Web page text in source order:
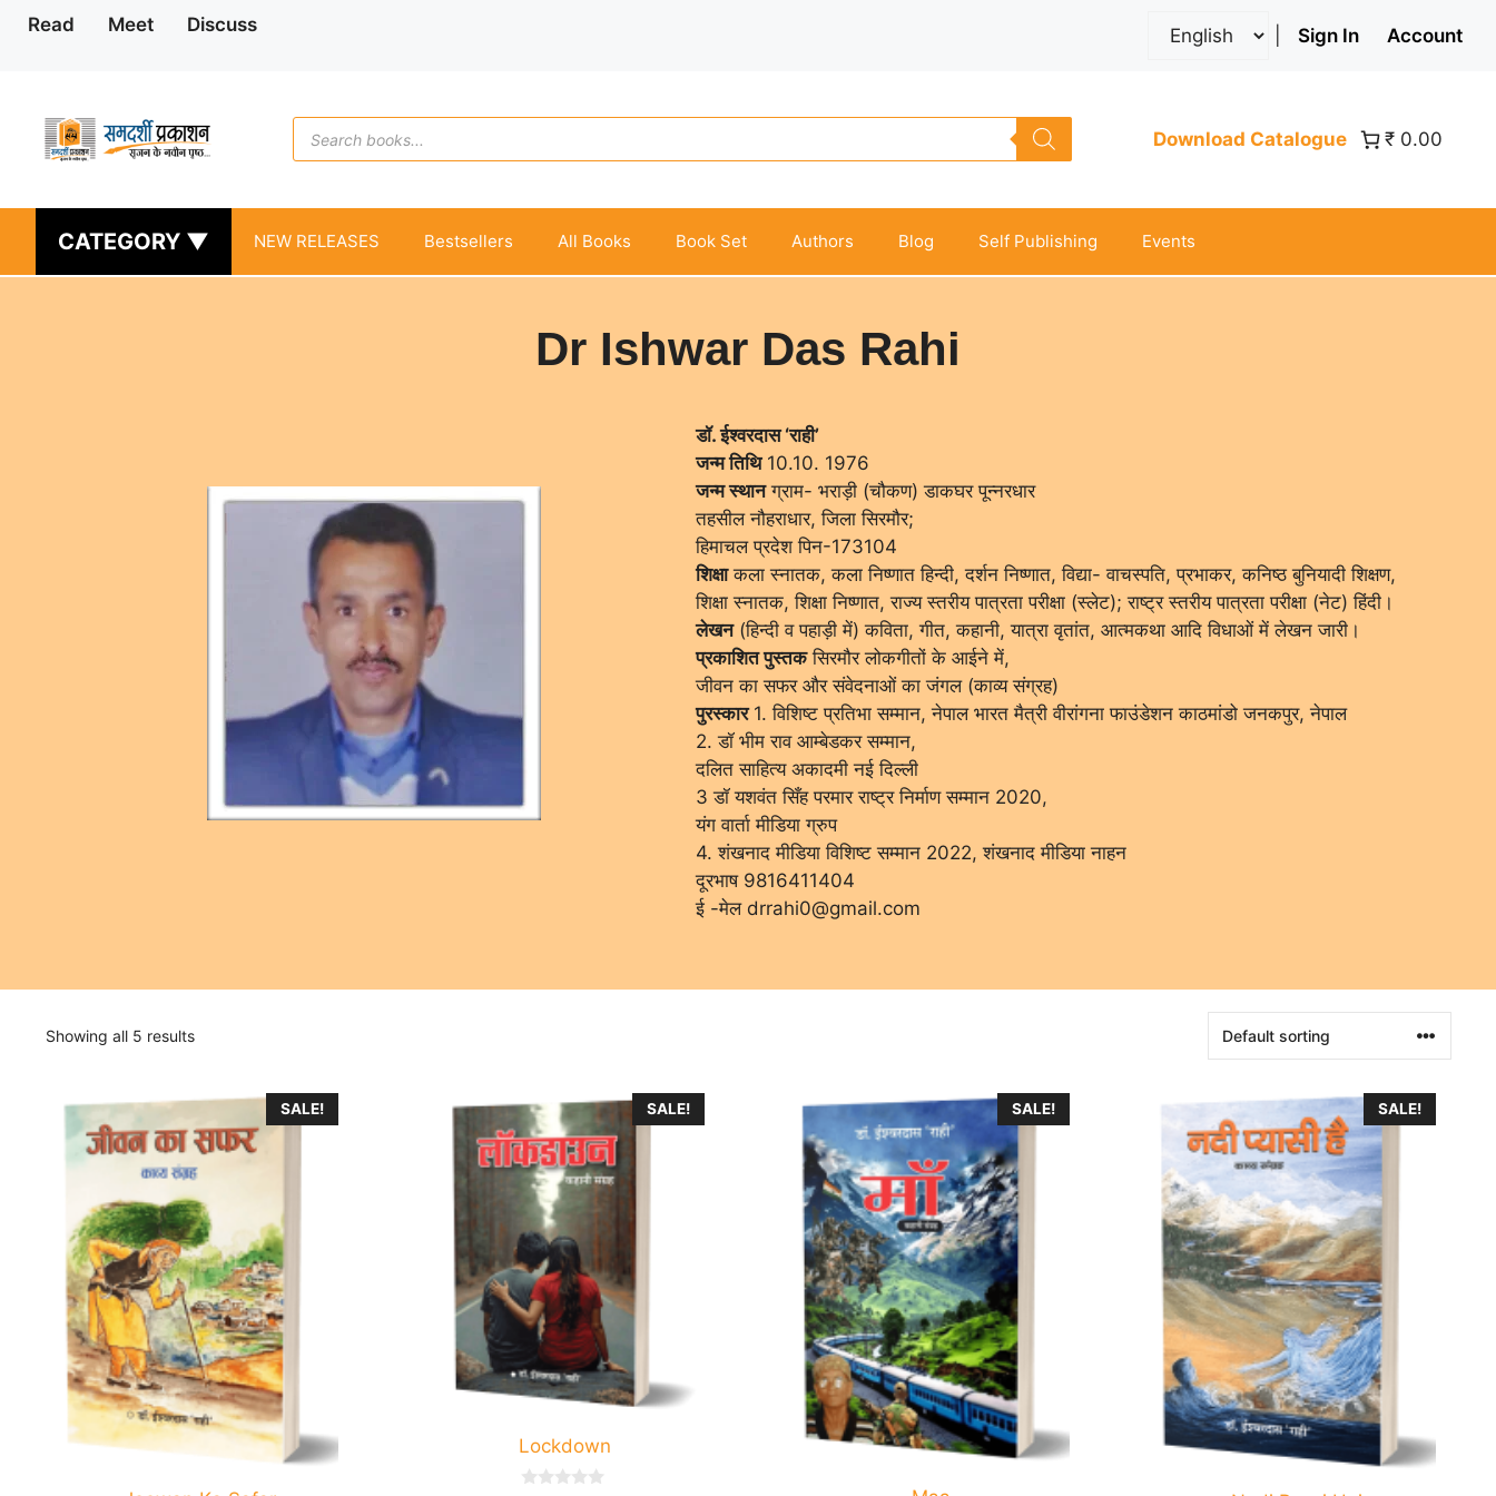
Skip
Read Meet Discuss Sign In Account
Products
search
Download Catalogue ₹ 0.00
CATEGORY ▼ NEW RELEASES Bestsellers All Books Book Set Authors Blog Self Publishing Events
Dr Ishwar Das Rahi
डॉ. ईश्वरदास ‘राही’
जन्म तिथि10.10. 1976
जन्म स्थानग्राम- भराड़ी (चौकण) डाकघर पून्नरधार
तहसील नौहराधार, जिला सिरमौर;
हिमाचल प्रदेश पिन-173104
शिक्षाकला स्नातक, कला निष्णात हिन्दी, दर्शन निष्णात, विद्या- वाचस्पति, प्रभाकर, कनिष्ठ बुनियादी शिक्षण,
शिक्षा स्नातक, शिक्षा निष्णात, राज्य स्तरीय पात्रता परीक्षा (स्लेट); राष्ट्र स्तरीय पात्रता परीक्षा (नेट) हिंदी।
लेखन(हिन्दी व पहाड़ी में) कविता, गीत, कहानी, यात्रा वृतांत, आत्मकथा आदि विधाओं में लेखन जारी।
प्रकाशित पुस्तकसिरमौर लोकगीतों के आईने में,
जीवन का सफर और संवेदनाओं का जंगल (काव्य संग्रह)
पुरस्कार1. विशिष्ट प्रतिभा सम्मान, नेपाल भारत मैत्री वीरांगना फाउंडेशन काठमांडो जनकपुर, नेपाल
2. डॉ भीम राव आम्बेडकर सम्मान,
दलित साहित्य अकादमी नई दिल्ली
3 डॉ यशवंत सिँह परमार राष्ट्र निर्माण सम्मान 2020,
यंग वार्ता मीडिया ग्रुप
4. शंखनाद मीडिया विशिष्ट सम्मान 2022, शंखनाद मीडिया नाहन
दूरभाष 9816411404
ई -मेल drrahi0@gmail.com
Showing all 5 results
SALE! SALE!
Lockdown
SALE! SALE!